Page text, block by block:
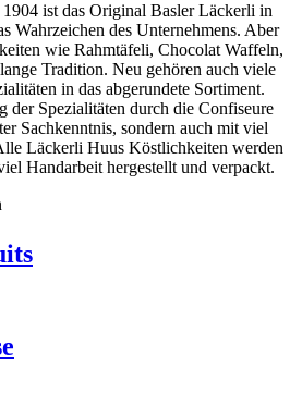
ist das Original Basler Läckerli in
Wahrzeichen des Unternehmens. Aber
wie Rahmtäfeli, Chocolat Waffeln,
Tradition. Neu gehören auch viele
in das abgerundete Sortiment.
der Spezialitäten durch die Confiseure
Sachkenntnis, sondern auch mit viel
Läckerli Huus Köstlichkeiten werden
Handarbeit hergestellt und verpackt.